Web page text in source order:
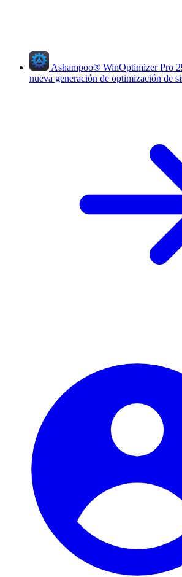
Ashampoo® WinOptimizer Pro
nueva generación de optimización de